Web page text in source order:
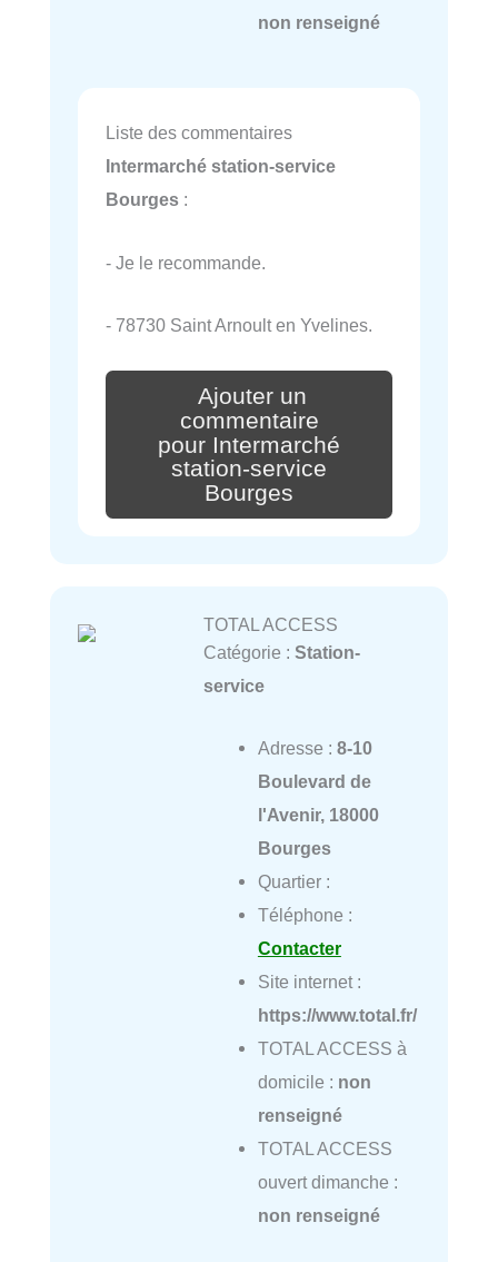
non renseigné
Liste des commentaires
Intermarché station-service
Bourges :
- Je le recommande.
- 78730 Saint Arnoult en Yvelines.
Ajouter un
commentaire
pour Intermarché
station-service
Bourges
TOTAL ACCESS
Catégorie : Station-
service
Adresse : 8-10
Boulevard de
l'Avenir, 18000
Bourges
Quartier :
Téléphone :
Contacter
Site internet :
https://www.total.fr/
TOTAL ACCESS à
domicile : non
renseigné
TOTAL ACCESS
ouvert dimanche :
non renseigné